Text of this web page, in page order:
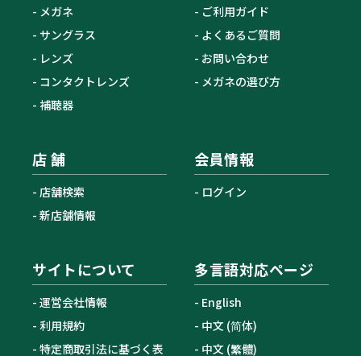
メガネ
サングラス
レンズ
コンタクトレンズ
補聴器
ご利用ガイド
よくあるご質問
お問い合わせ
メガネの選び方
店 舗
店舗検索
新店舗情報
会員情報
ログイン
サイトについて
運営会社情報
利用規約
特定商取引法に基づく表
多言語対応ページ
English
中文 (简体)
中文 (繁體)